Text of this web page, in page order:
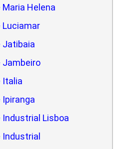
Maria Helena
Luciamar
Jatibaia
Jambeiro
Italia
Ipiranga
Industrial Lisboa
Industrial